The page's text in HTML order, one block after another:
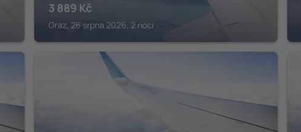
3 889 Kč
Graz, 26 srpna 2026, 2 noci